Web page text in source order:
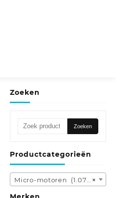
Zoeken
Zoeken
Zoeken
Productcategorieën
×
Micro-motoren (1.078)